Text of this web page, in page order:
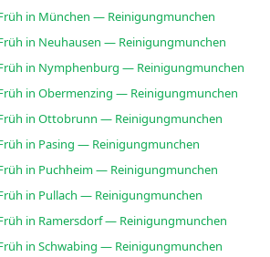
in München — Reinigungmunchen
in Neuhausen — Reinigungmunchen
in Nymphenburg — Reinigungmunchen
in Obermenzing — Reinigungmunchen
in Ottobrunn — Reinigungmunchen
in Pasing — Reinigungmunchen
in Puchheim — Reinigungmunchen
in Pullach — Reinigungmunchen
in Ramersdorf — Reinigungmunchen
in Schwabing — Reinigungmunchen